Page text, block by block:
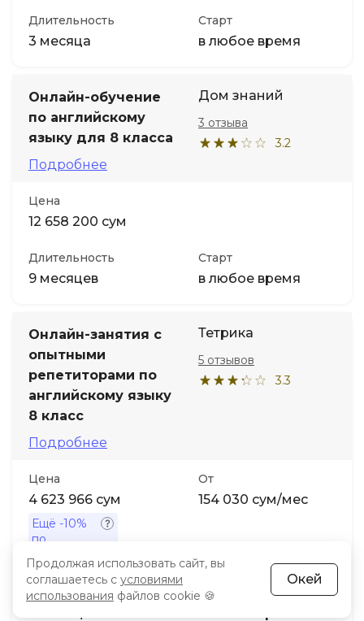
Длительность
3 месяца
Старт
в любое время
Онлайн-обучение
по английскому
языку для 8 класса
Подробнее
Дом знаний
3.2
3 отзыва
Цена
12 658 200 сум
Длительность
9 месяцев
Старт
в любое время
Онлайн-занятия с
опытными
репетиторами по
английскому языку
8 класс
Подробнее
Тетрика
3.3
5 отзывов
Цена
4 623 966 сум
Ещё -10%
по
От
154 030 сум/мес
Длительность Старт
Продолжая использовать сайт, вы
соглашаетесь с условиями
использования файлов cookie 🍪
Окей